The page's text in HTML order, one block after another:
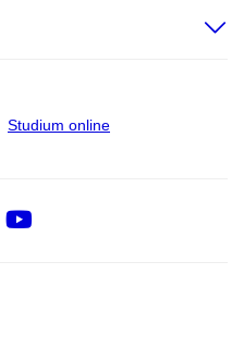
Studium online